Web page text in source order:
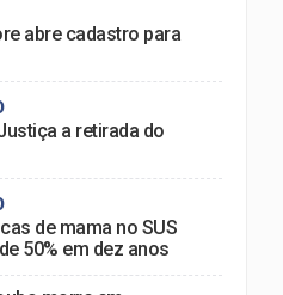
abre cadastro para
a retirada do
de mama no SUS
50% em dez anos